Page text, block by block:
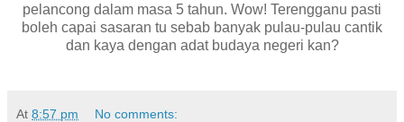
pelancong dalam masa 5 tahun. Wow! Terengganu pasti
boleh capai sasaran tu sebab banyak pulau-pulau cantik
dan kaya dengan adat budaya negeri kan?
At 8:57 pm No comments: